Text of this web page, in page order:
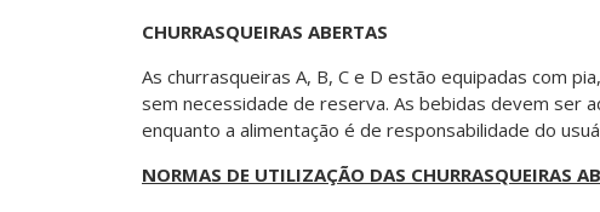
CHURRASQUEIRAS ABERTAS
As churrasqueiras A, B, C e D estão equipadas com
sem necessidade de reserva. As bebidas devem ser
enquanto a alimentação é de responsabilidade do
NORMAS DE UTILIZAÇÃO DAS CHURRASQUEIRAS